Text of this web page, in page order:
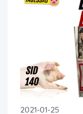
2021-01-25